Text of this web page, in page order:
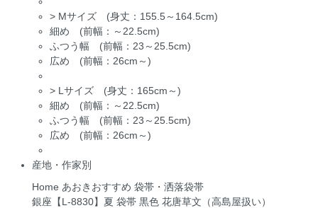
> Mサイズ (身丈：155.5～164.5cm)
細め (前幅：～22.5cm)
ふつう幅 (前幅：23～25.5cm)
広め (前幅：26cm～)
> Lサイズ (身丈：165cm～)
細め (前幅：～22.5cm)
ふつう幅 (前幅：23～25.5cm)
広め (前幅：26cm～)
産地・作家別
Home あおきおすすめ 袋帯・洒落袋帯
銀座【L-8830】夏 袋帯 黒色 花唐草文（高島屋扱い）